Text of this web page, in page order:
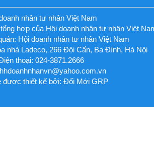
nhân tư nhân Việt Nam
hợp của Hội doanh nhân tư nhân Việt
Hội doanh nhân tư nhân Việt Nam
nhà Ladeco, 266 Đội Cấn, Ba Đình, Hà Nội
thoại: 024-3871.2666
hhdoanhnhanvn@yahoo.com.vn
được thiết kế bởi: Đổi Mới GRP